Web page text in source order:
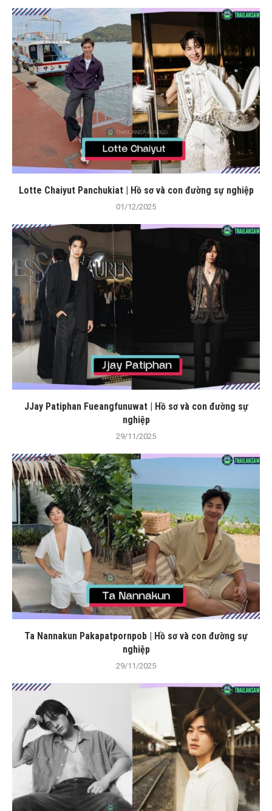
Lotte Chaiyut Panchukiat | Hồ sơ và con đường sự nghiệp
01/12/2025
JJay Patiphan Fueangfunuwat | Hồ sơ và con đường sự
nghiệp
29/11/2025
Ta Nannakun Pakapatpornpob | Hồ sơ và con đường sự
nghiệp
29/11/2025